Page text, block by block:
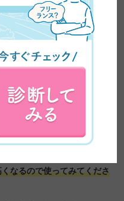
、レイアウト次第ではダイ
こともできます。
。
線は本文よりも見出しに集
なるので使ってみてくださ